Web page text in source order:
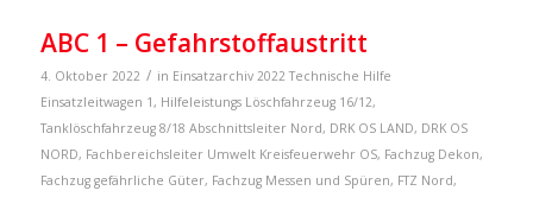
ABC 1 – Gefahrstoffaustritt
4. Oktober 2022 / in Einsatzarchiv 2022 Technische Hilfe
Einsatzleitwagen 1, Hilfeleistungs Löschfahrzeug 16/12,
Tanklöschfahrzeug 8/18 Abschnittsleiter Nord, DRK OS LAND, DRK OS
NORD, Fachbereichsleiter Umwelt Kreisfeuerwehr OS, Fachzug Dekon,
Fachzug gefährliche Güter, Fachzug Messen und Spüren, FTZ Nord,